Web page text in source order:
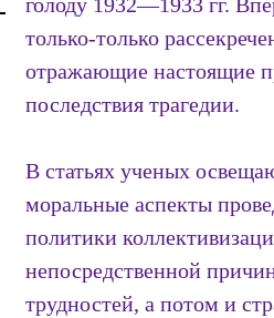
только-только
отражающие настоящие
последствия трагедии.
В статьях ученых
моральные аспекты
политики
непосредственной
трудностей, а потом и